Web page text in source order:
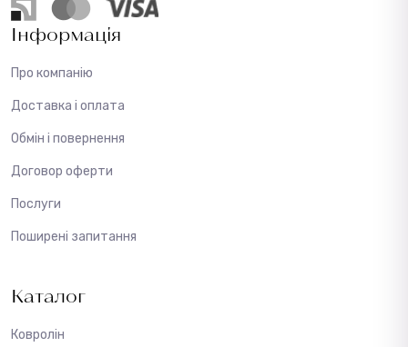
Інформація
Про компанію
Доставка і оплата
Обмін і повернення
Договор оферти
Послуги
Поширені запитання
Каталог
Ковролін